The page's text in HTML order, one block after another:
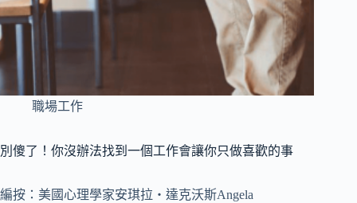
職場工作
別傻了！你沒辦法找到一個工作會讓你只做喜歡的事
編按：美國心理學家安琪拉‧達克沃斯Angela